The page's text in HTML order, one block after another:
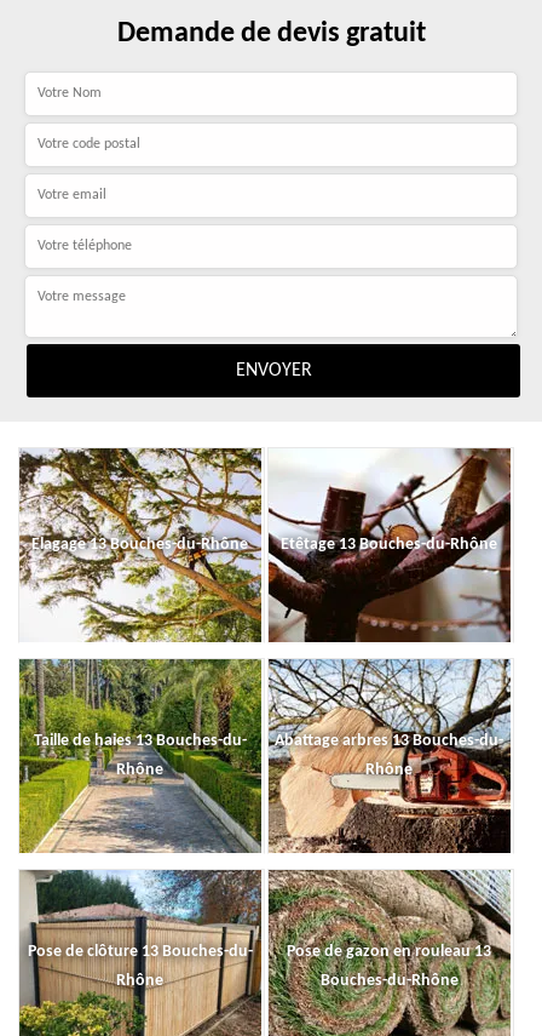
Demande de devis gratuit
Elagage 13 Bouches-du-Rhône Etêtage 13 Bouches-du-Rhône
Taille de haies 13 Bouches-du-
Rhône
Abattage arbres 13 Bouches-du-
Rhône
Pose de clôture 13 Bouches-du-
Rhône
Pose de gazon en rouleau 13
Bouches-du-Rhône